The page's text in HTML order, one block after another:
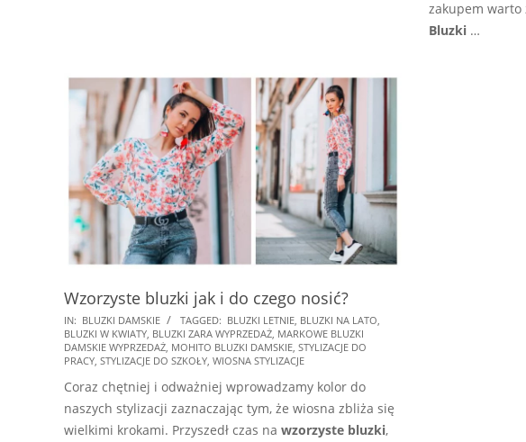
zakupem
Bluzki …
Wzorzyste bluzki jak i do czego nosić?
2024-
09-
25
IN: BLUZKI DAMSKIE TAGGED: BLUZKI LETNIE, BLUZKI NA LATO,
BLUZKI W KWIATY, BLUZKI ZARA WYPRZEDAŻ, MARKOWE BLUZKI
DAMSKIE WYPRZEDAŻ, MOHITO BLUZKI DAMSKIE, STYLIZACJE DO
PRACY, STYLIZACJE DO SZKOŁY, WIOSNA STYLIZACJE
Coraz chętniej i odważniej wprowadzamy kolor do
naszych stylizacji zaznaczając tym, że wiosna zbliża się
wielkimi krokami. Przyszedł czas na wzorzyste bluzki,